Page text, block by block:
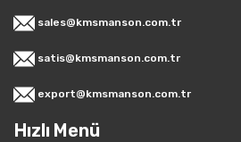
sales@kmsmanson.com.tr
satis@kmsmanson.com.tr
export@kmsmanson.com.tr
Hızlı Menü